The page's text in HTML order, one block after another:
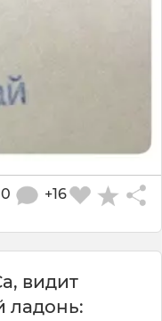
+16
0
видит
ладонь: